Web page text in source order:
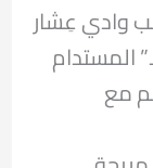
وادي عِشار
المستدام
مع